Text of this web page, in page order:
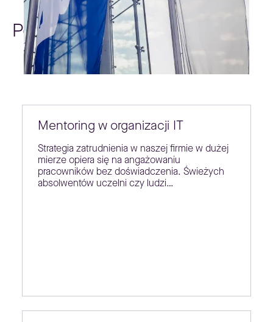
Poradniki
Mentoring w organizacji IT
Strategia zatrudnienia w naszej firmie w dużej
mierze opiera się na angażowaniu
pracowników bez doświadczenia. Świeżych
absolwentów uczelni czy ludzi…